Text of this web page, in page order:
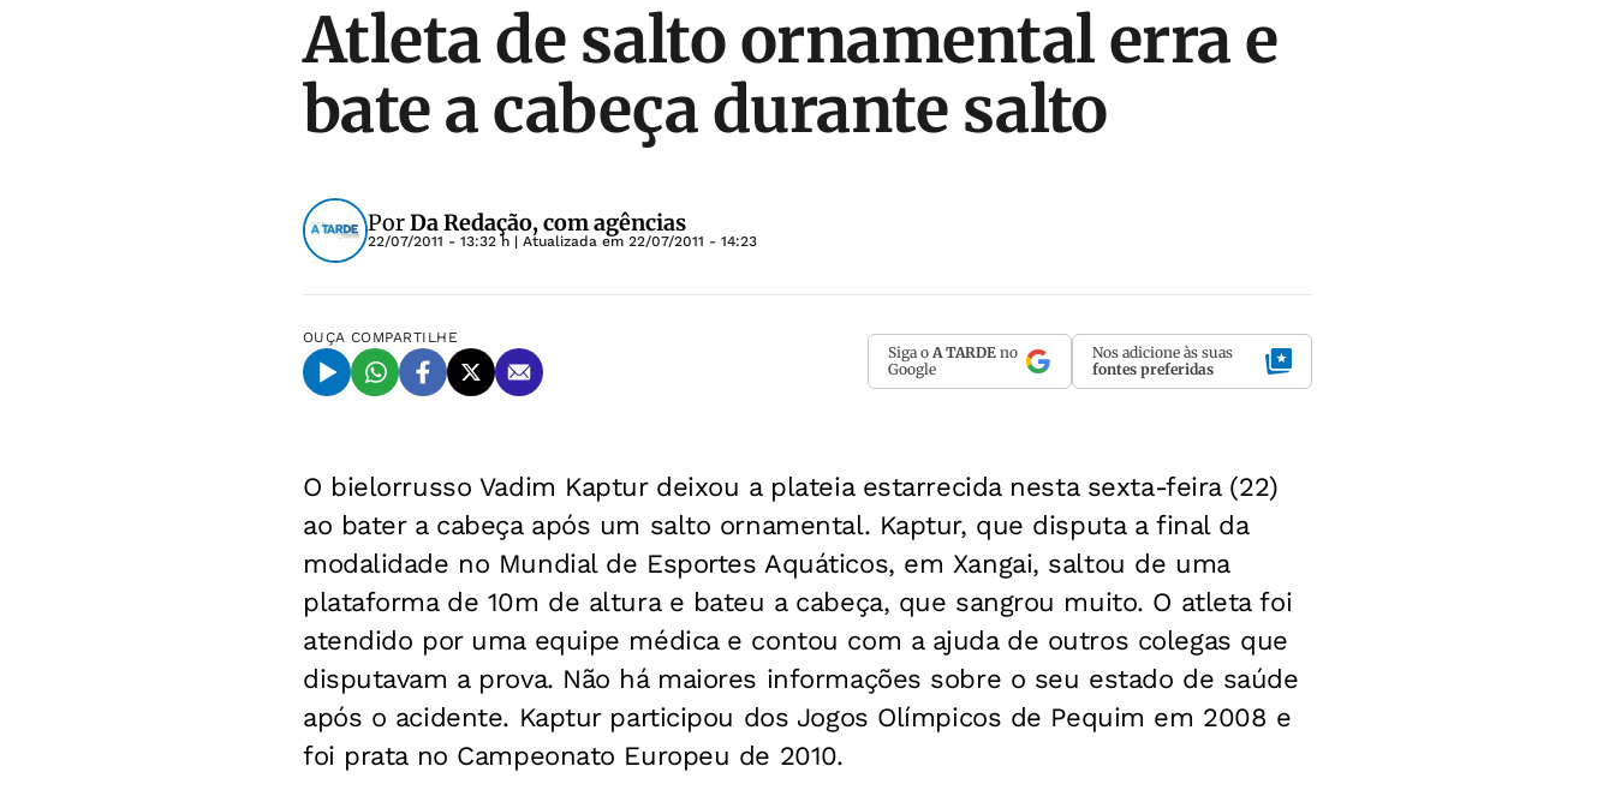
Atleta de salto ornamental erra e
bate a cabeça durante salto
PorDa Redação, com agências
22/07/2011 - 13:32 h | Atualizada em 22/07/2011 - 14:23
OUÇA COMPARTILHE
Siga o A TARDE no
Google
Nos adicione às suas
fontes preferidas
O bielorrusso Vadim Kaptur deixou a plateia estarrecida nesta sexta-feira (22)
ao bater a cabeça após um salto ornamental. Kaptur, que disputa a final da
modalidade no Mundial de Esportes Aquáticos, em Xangai, saltou de uma
plataforma de 10m de altura e bateu a cabeça, que sangrou muito. O atleta foi
atendido por uma equipe médica e contou com a ajuda de outros colegas que
disputavam a prova. Não há maiores informações sobre o seu estado de saúde
após o acidente. Kaptur participou dos Jogos Olímpicos de Pequim em 2008 e
foi prata no Campeonato Europeu de 2010.